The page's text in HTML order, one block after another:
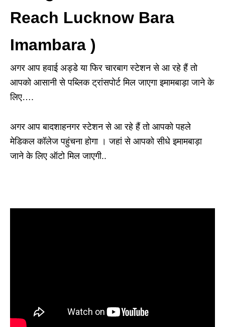
Reach Lucknow Bara
Imambara )
अगर आप हवाई अड्डे या फिर चारबाग स्टेशन से आ रहे हैं तो
आपको आसानी से पब्लिक ट्रांसपोर्ट मिल जाएगा इमामबाड़ा जाने के
लिए….
अगर आप बादशाहनगर स्टेशन से आ रहे हैं तो आपको पहले
मेडिकल कॉलेज पहुंचना होगा । जहां से आपको सीधे इमामबाड़ा
जाने के लिए ऑटो मिल जाएगी..